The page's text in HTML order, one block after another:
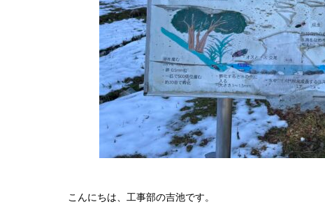
こんにちは、工事部の吉池です。